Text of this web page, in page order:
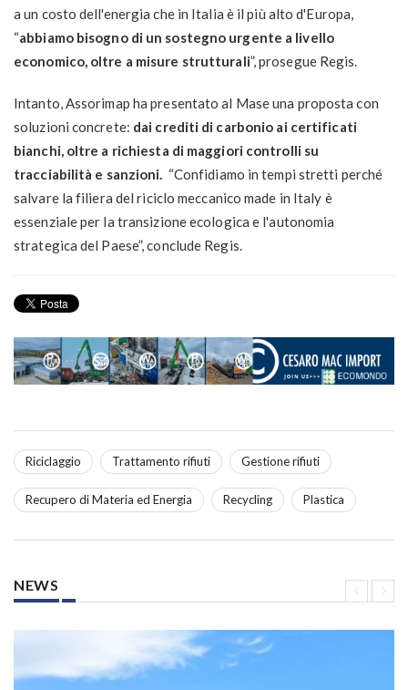
a un costo dell'energia che in Italia è il più alto d'Europa,
“abbiamo bisogno di un sostegno urgente a livello
economico, oltre a misure strutturali”, prosegue Regis.
Intanto, Assorimap ha presentato al Mase una proposta con
soluzioni concrete: dai crediti di carbonio ai certificati
bianchi, oltre a richiesta di maggiori controlli su
tracciabilità e sanzioni. “Confidiamo in tempi stretti perché
salvare la filiera del riciclo meccanico made in Italy è
essenziale per la transizione ecologica e l'autonomia
strategica del Paese”, conclude Regis.
Riciclaggio Trattamento rifiuti Gestione rifiuti
Recupero di Materia ed Energia Recycling Plastica
NEWS